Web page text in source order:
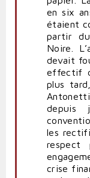
en six
étaient
partir
Noire.
devait
effectif
plus
depuis
les
respect
crise